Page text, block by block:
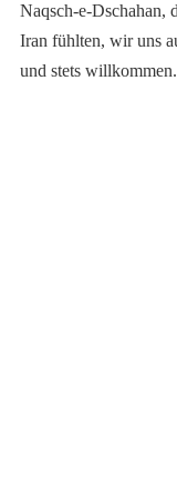
Naqsch-e-Dschahan,
Iran fühlten, wir uns
und stets willkommen.